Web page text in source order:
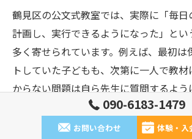
鶴見区の公文式教室では、実際に「毎日
計画し、実行できるようになった」と
多く寄せられています。例えば、最初は
トしていた子どもも、次第に一人で教材
からない問題は自ら先生に質問するよう
こうした自立心の成長は、基礎学力の向
090-6183-1479
お問い合わせ 体験・入